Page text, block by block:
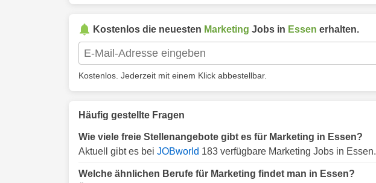
Kostenlos die neuesten Marketing Jobs in Essen erhalten.
Kostenlos. Jederzeit mit einem Klick abbestellbar.
Häufig gestellte Fragen
Wie viele freie Stellenangebote gibt es für Marketing in Essen?
Aktuell gibt es bei JOBworld 183 verfügbare Marketing Jobs in Essen.
Welche ähnlichen Berufe für Marketing findet man in Essen?